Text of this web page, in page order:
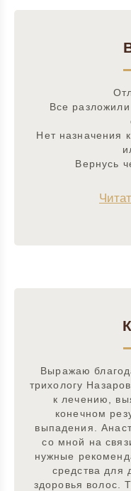
Все
Нет назначения
Вернусь
Выражаю
трихологу
к лечению,
конечном
выпадения.
со мной на
нужные
средства для
здоровья волос.